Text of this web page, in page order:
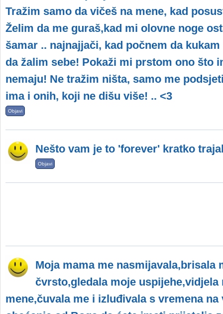
Tražim samo da vičeš na mene, kad
Želim da me guraš,kad mi olovne noge
šamar .. najnajjači, kad počnem da
da žalim sebe! Pokaži mi prstom ono što
nemaju! Ne tražim ništa, samo me
ima i onih, koji ne dišu više! .. <3
Objavi
Nešto vam je to 'forever' kratko
Objavi
Moja mama me nasmijavala,brisala
čvrsto,gledala moje uspijehe,vidjela
mene,čuvala me i izluđivala s vremena